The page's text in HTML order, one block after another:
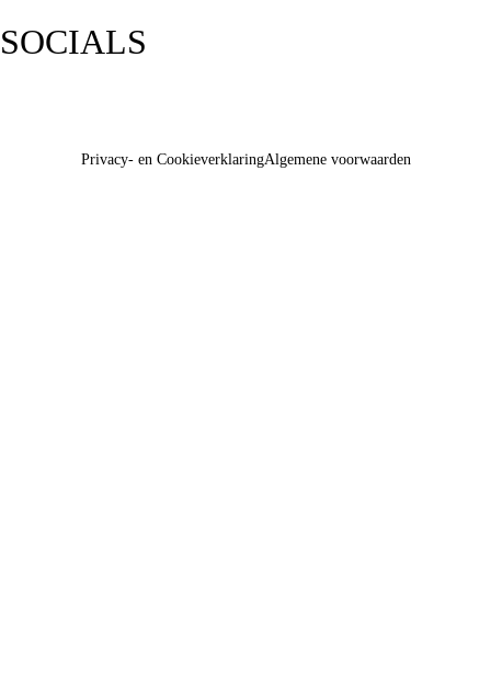
SOCIALS
Privacy- en CookieverklaringAlgemene voorwaarden